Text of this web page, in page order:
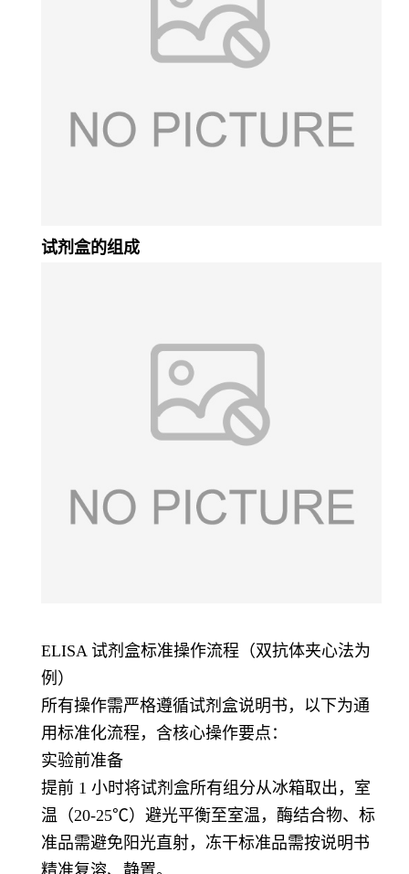
试剂盒的组成
ELISA 试剂盒标准操作流程（双抗体夹心法为
例）
所有操作需严格遵循试剂盒说明书，以下为通
用标准化流程，含核心操作要点：
实验前准备
提前 1 小时将试剂盒所有组分从冰箱取出，室
温（20-25℃）避光平衡至室温，酶结合物、标
准品需避免阳光直射，冻干标准品需按说明书
精准复溶、静置。